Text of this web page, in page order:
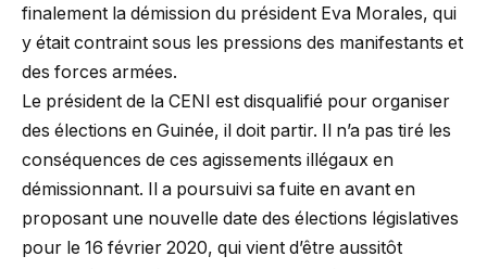
finalement la démission du président Eva Morales, qui
y était contraint sous les pressions des manifestants et
des forces armées.
Le président de la CENI est disqualifié pour organiser
des élections en Guinée, il doit partir. Il n’a pas tiré les
conséquences de ces agissements illégaux en
démissionnant. Il a poursuivi sa fuite en avant en
proposant une nouvelle date des élections législatives
pour le 16 février 2020, qui vient d’être aussitôt